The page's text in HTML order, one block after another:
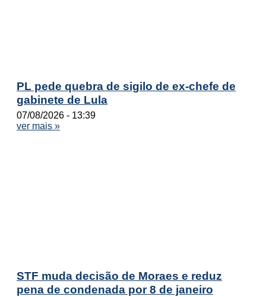
PL pede quebra de sigilo de ex-chefe de
gabinete de Lula
07/08/2026
13:39
ver mais »
STF muda decisão de Moraes e reduz
pena de condenada por 8 de janeiro